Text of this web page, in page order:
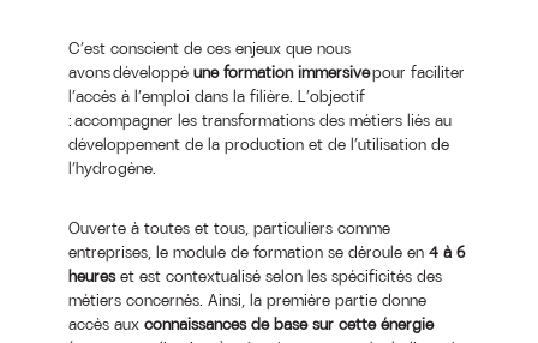
C’est conscient de ces enjeux que nous
avons développé une formation immersivepour faciliter
l’accès à l’emploi dans la filière. L’objectif
: accompagner les transformations des métiers liés au
développement de la production et de l’utilisation de
l’hydrogène.
Ouverte à toutes et tous, particuliers comme
entreprises, le module de formation se déroule en 4 à 6
heureset est contextualisé selon les spécificités des
métiers concernés. Ainsi, la première partie donne
accès aux connaissances de base sur cette énergie